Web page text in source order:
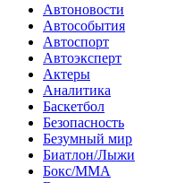
Автоновости
Автособытия
Автоспорт
Автоэксперт
Актеры
Аналитика
Баскетбол
Безопасность
Безумный мир
Биатлон/Лыжи
Бокс/MMA